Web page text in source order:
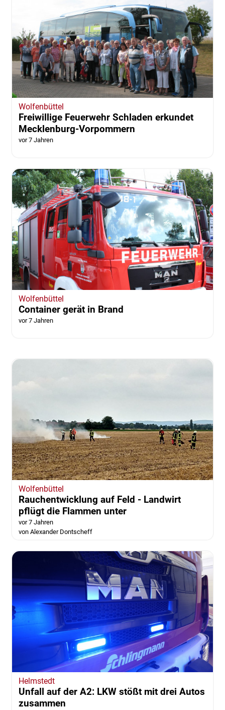
Wolfenbüttel
Freiwillige Feuerwehr Schladen erkundet
Mecklenburg-Vorpommern
vor 7 Jahren
Wolfenbüttel
Container gerät in Brand
vor 7 Jahren
Wolfenbüttel
Rauchentwicklung auf Feld - Landwirt
pflügt die Flammen unter
vor 7 Jahren
von Alexander Dontscheff
Helmstedt
Unfall auf der A2: LKW stößt mit drei Autos
zusammen